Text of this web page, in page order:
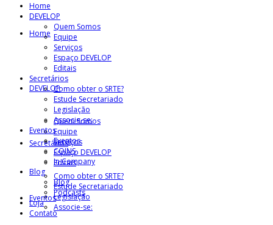
Home
DEVELOP
Quem Somos
Equipe
Serviços
Espaço DEVELOP
Editais
Secretários
Como obter o SRTE?
Estude Secretariado
Legislação
Associe-se:
Eventos
Home
DEVELOP
Quem Somos
Equipe
Serviços
Espaço DEVELOP
Editais
Secretários
Como obter o SRTE?
Estude Secretariado
Legislação
Associe-se:
Eventos
Eventos
COINS
In Company
Blog
Blog
Podcasts
Loja
Contato